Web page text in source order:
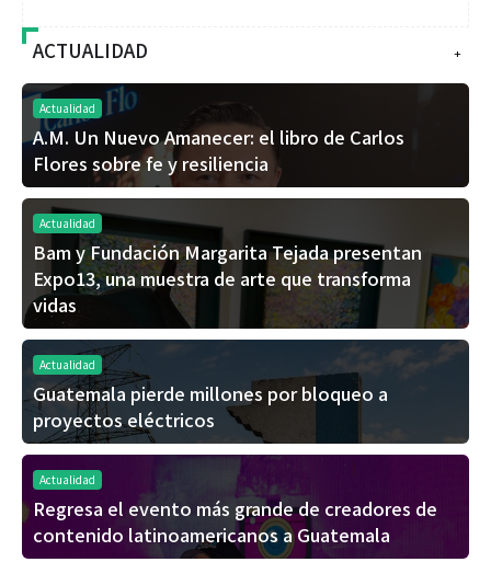
+
ACTUALIDAD
Actualidad
A.M. Un Nuevo Amanecer: el libro de Carlos
Flores sobre fe y resiliencia
Actualidad
Bam y Fundación Margarita Tejada presentan
Expo13, una muestra de arte que transforma
vidas
Actualidad
Guatemala pierde millones por bloqueo a
proyectos eléctricos
Actualidad
Regresa el evento más grande de creadores de
contenido latinoamericanos a Guatemala